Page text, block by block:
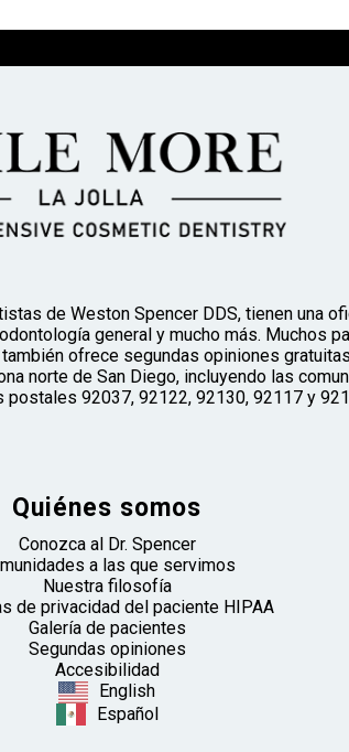
de Weston Spencer DDS, tienen una
general y mucho más. Muchos
ofrece segundas opiniones
norte de San Diego, incluyendo las
postales 92037, 92122, 92130, 92117 y
Quiénes somos
Conozca al Dr. Spencer
a las que servimos
Nuestra filosofía
de privacidad del paciente HIPAA
Galería de pacientes
Segundas opiniones
Accesibilidad
English
Español